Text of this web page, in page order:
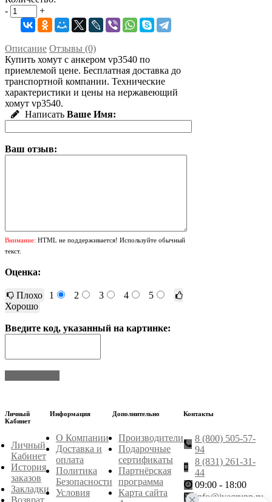
-
+
Описание Отзывы (0)
Купить хомут с анкером vp3540 по
приемлемой цене. Бесплатная доставка до
транспортной компании. Технические
характеристики и цены на нержавеющий
хомут vp3540.
Написать Ваше Имя:
Ваш отзыв:
Внимание: HTML не поддерживается! Используйте обычный
текст.
Оценка:
Плохо 1 2 3 4
5
Хорошо
Введите код, указанный на картинке:
Личный
Кабинет
Личный
Кабинет
История
заказов
Закладки
Информация
О Компании
Доставка и
оплата
Политика
Безопасности
Условия
Дополнительно
Производители
Подарочные
сертификаты
Партнёрская
программа
Карта сайта
Контакты
8 (800) 505-57-
94
8 (831) 261-31-
44
09:00 - 18:00
info@ivagrupp.ru